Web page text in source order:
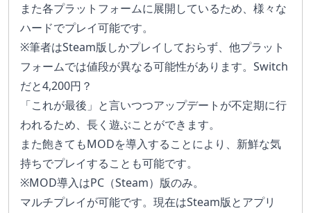
また各プラットフォームに展開しているため、様々な
ハードでプレイ可能です。
※筆者はSteam版しかプレイしておらず、他プラット
フォームでは値段が異なる可能性があります。Switch
だと4,200円？
「これが最後」と言いつつアップデートが不定期に行
われるため、長く遊ぶことができます。
また飽きてもMODを導入することにより、新鮮な気
持ちでプレイすることも可能です。
※MOD導入はPC（Steam）版のみ。
マルチプレイが可能です。現在はSteam版とアプリ